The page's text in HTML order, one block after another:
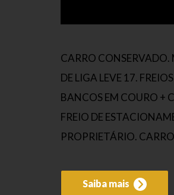
CARRO
DE LIGA LEVE 17.
BANCOS EM COURO +
FREIO DE
PROPRIETÁRIO.
Saiba mais